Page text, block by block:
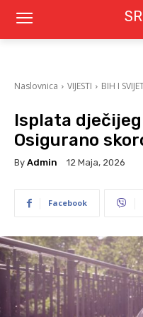
Naslovnica VIJESTI BIH I
Isplata
Osigurano
By Admin 12 Maja, 2026
Facebook